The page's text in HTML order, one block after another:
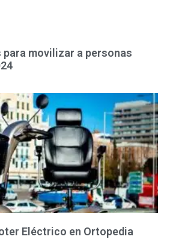
movilizar a personas
Eléctrico en Ortopedia